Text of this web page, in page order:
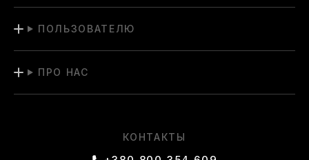
ПОЛЬЗОВАТЕЛЮ
ПРО НАС
КОНТАКТЫ